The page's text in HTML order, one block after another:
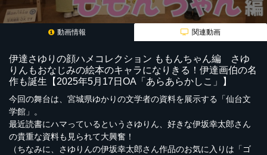
動画情報 関連動画
伊達さゆりの顔ハメコレクション ももんちゃん編 さゆ
りんもおなじみの絵本のキャラになりきる！伊達画伯の名
作も誕生【2025年5月17日OA「あらあらかしこ」】
今回の舞台は、宮城県ゆかりの文学者の資料を展示する「仙台文
学館」。
最近読書にハマっているというさゆりん、好きな伊坂幸太郎さん
の貴重な資料も見られて大興奮！
（ちなみに、さゆりんの伊坂幸太郎さん作品のお気に入りは「ゴ